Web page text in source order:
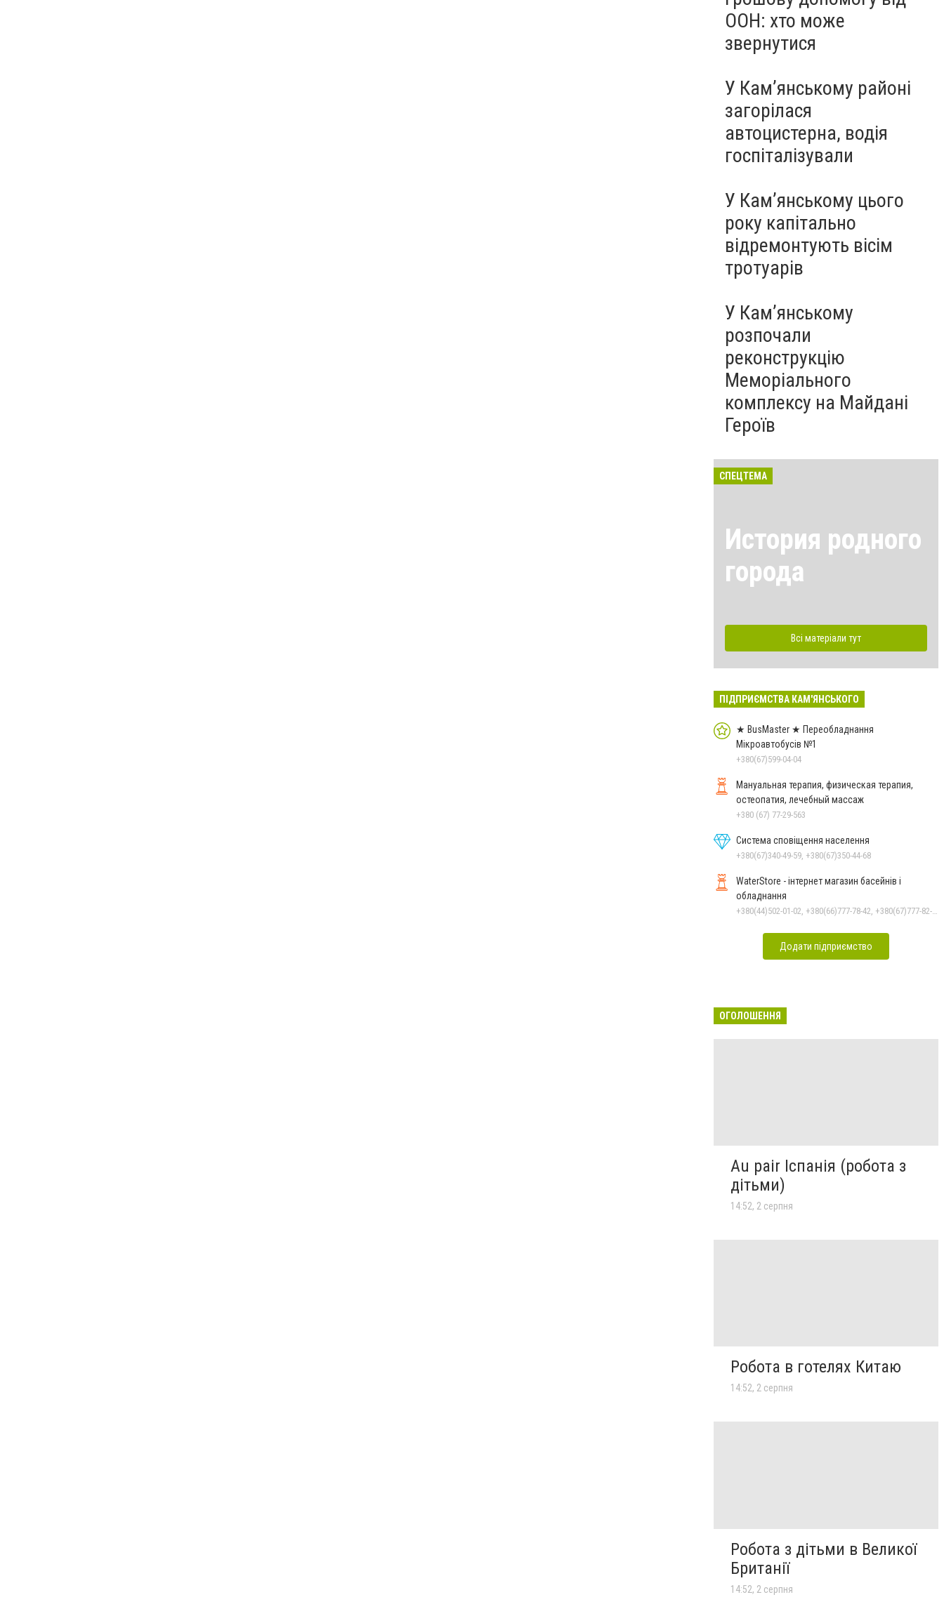
ООН: хто може
звернутися
У Кам’янському районі
загорілася
автоцистерна, водія
госпіталізували
У Кам’янському цього
року капітально
відремонтують вісім
тротуарів
У Кам’янському
розпочали
реконструкцію
Меморіального
комплексу на Майдані
Героїв
СПЕЦТЕМА
История родного
города
Всі матеріали тут
ПІДПРИЄМСТВА КАМ'ЯНСЬКОГО
★ BusMaster ★ Переобладнання
Мікроавтобусів №1
+380(67)599-04-04
Мануальная терапия, физическая терапия,
остеопатия, лечебный массаж
+380 (67) 77-29-563
Система сповіщення населення
+380(67)340-49-59, +380(67)350-44-68
WaterStore - інтернет магазин басейнів і
обладнання
Додати підприємство
ОГОЛОШЕННЯ
Au pair Іспанія (робота з
дітьми)
14:52, 2 серпня
Робота в готелях Китаю
14:52, 2 серпня
Робота з дітьми в Великої
Британії
14:52, 2 серпня